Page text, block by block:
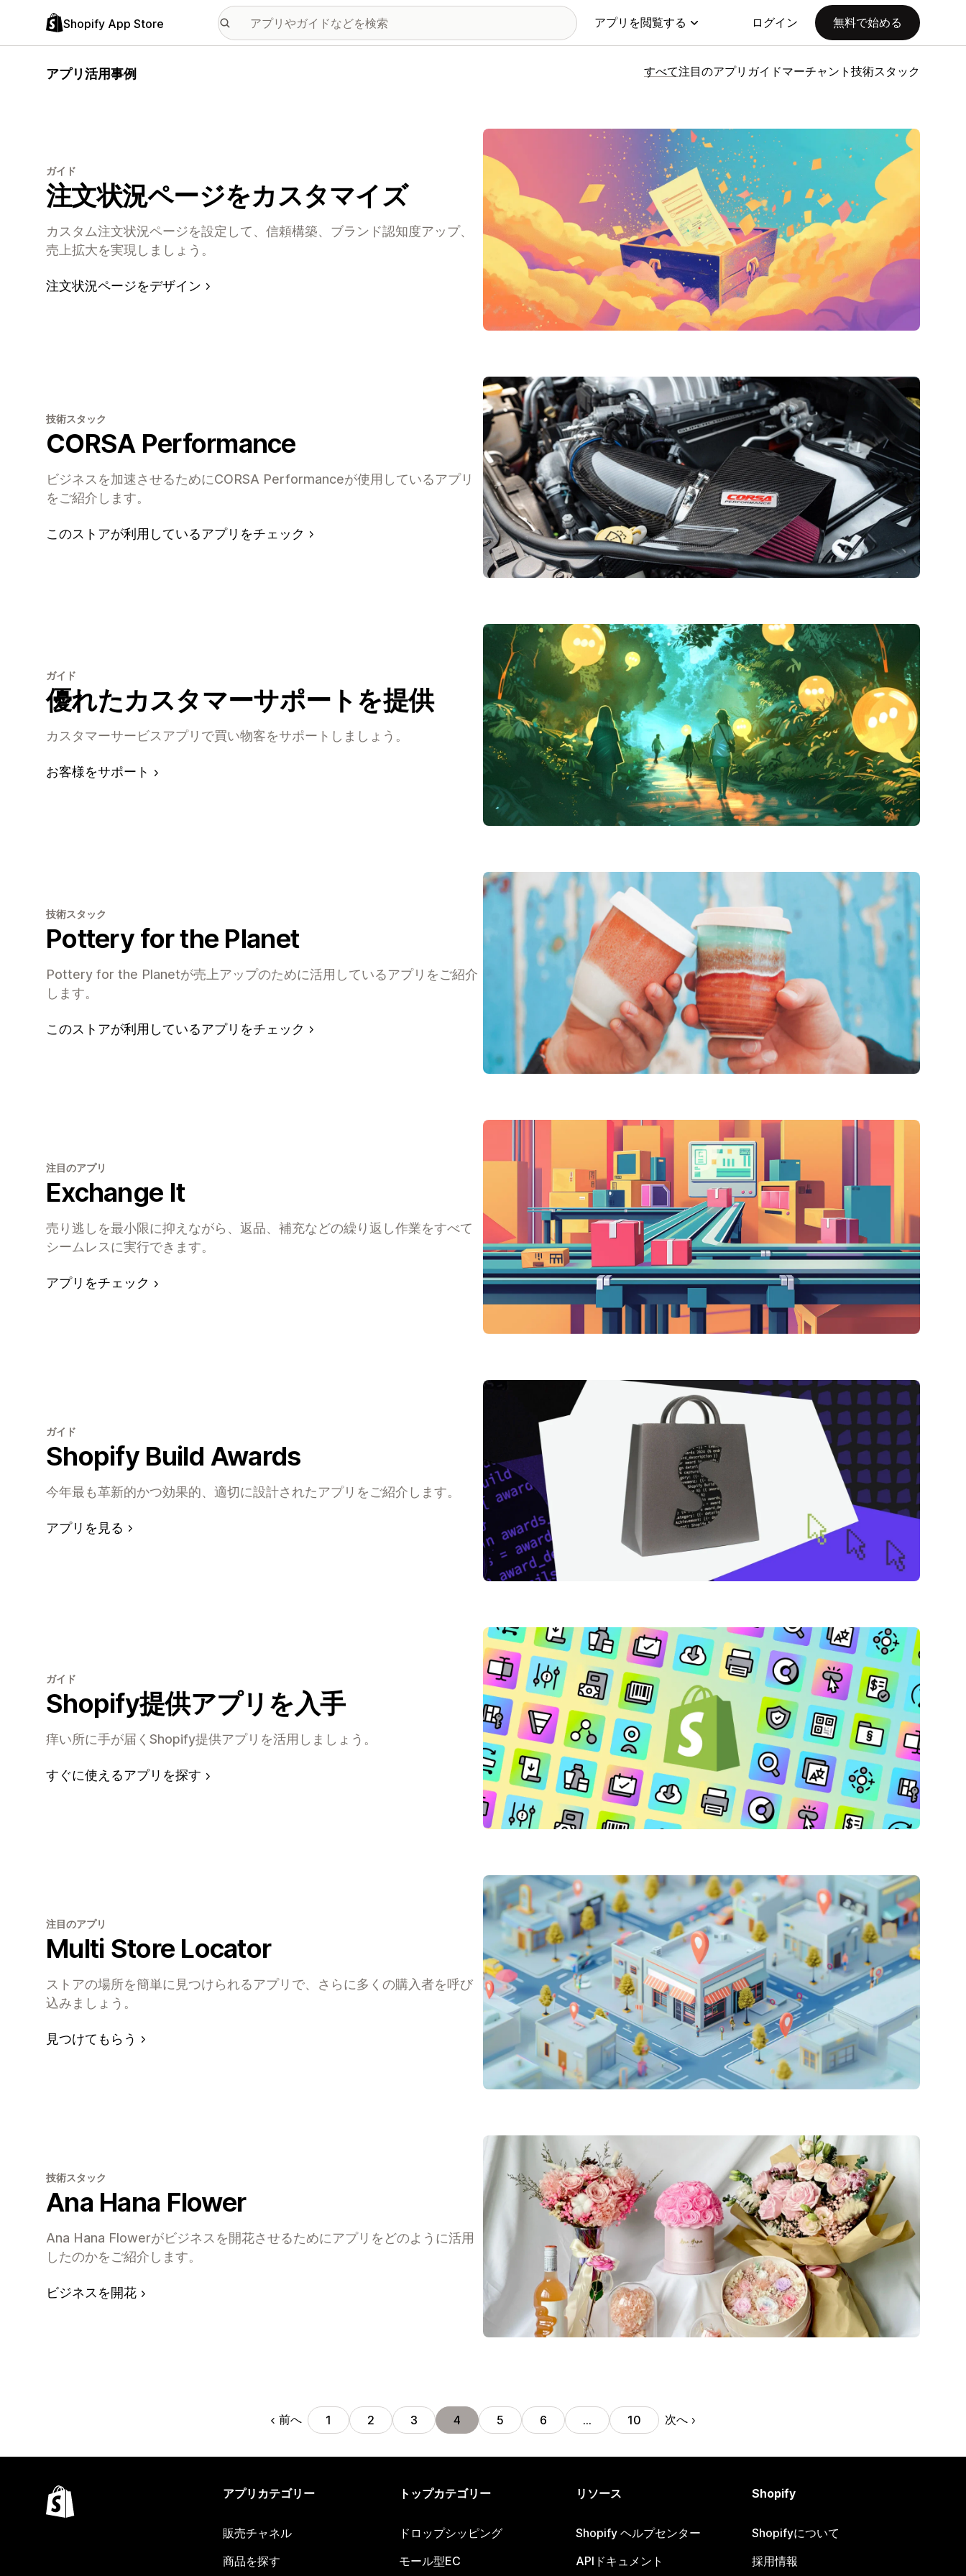
Shopify App Store アプリを閲覧する ログイン 無料で始める
アプリ活用事例 すべて注目のアプリ ガイドマーチャント技術スタック
ガイド
注文状況ページをカスタマイズ
カスタム注文状況ページを設定して、信頼構築、ブランド認知度アップ、
売上拡大を実現しましょう。
注文状況ページをデザイン
技術スタック
CORSA Performance
ビジネスを加速させるためにCORSA Performanceが使用しているアプリ
をご紹介します。
このストアが利用しているアプリをチェック
ガイド
優れたカスタマーサポートを提供
カスタマーサービスアプリで買い物客をサポートしましょう。
お客様をサポート
技術スタック
Pottery for the Planet
Pottery for the Planetが売上アップのために活用しているアプリをご紹介
します。
このストアが利用しているアプリをチェック
注目のアプリ
Exchange It
売り逃しを最小限に抑えながら、返品、補充などの繰り返し作業をすべて
シームレスに実行できます。
アプリをチェック
ガイド
Shopify Build Awards
今年最も革新的かつ効果的、適切に設計されたアプリをご紹介します。
アプリを見る
ガイド
Shopify提供アプリを入手
痒い所に手が届くShopify提供アプリを活用しましょう。
すぐに使えるアプリを探す
注目のアプリ
Multi Store Locator
ストアの場所を簡単に見つけられるアプリで、さらに多くの購入者を呼び
込みましょう。
見つけてもらう
技術スタック
Ana Hana Flower
Ana Hana Flowerがビジネスを開花させるためにアプリをどのように活用
したのかをご紹介します。
ビジネスを開花
前へ 1 2 3 4 5 6 … 10 次へ
アプリカテゴリー
販売チャネル
商品を探す
トップカテゴリー
ドロップシッピング
モール型EC
リソース
Shopify ヘルプセンター
APIドキュメント
Shopify
Shopifyについて
採用情報